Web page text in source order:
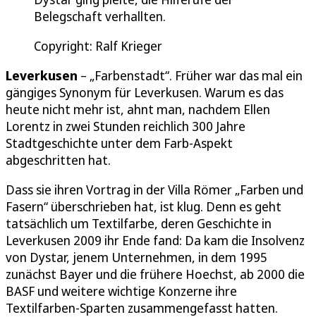
Belegschaft verhallten.
Copyright: Ralf Krieger
Leverkusen – „Farbenstadt“. Früher war das mal ein
gängiges Synonym für Leverkusen. Warum es das
heute nicht mehr ist, ahnt man, nachdem Ellen
Lorentz in zwei Stunden reichlich 300 Jahre
Stadtgeschichte unter dem Farb-Aspekt
abgeschritten hat.
Dass sie ihren Vortrag in der Villa Römer „Farben und
Fasern“ überschrieben hat, ist klug. Denn es geht
tatsächlich um Textilfarbe, deren Geschichte in
Leverkusen 2009 ihr Ende fand: Da kam die Insolvenz
von Dystar, jenem Unternehmen, in dem 1995
zunächst Bayer und die frühere Hoechst, ab 2000 die
BASF und weitere wichtige Konzerne ihre
Textilfarben-Sparten zusammengefasst hatten.